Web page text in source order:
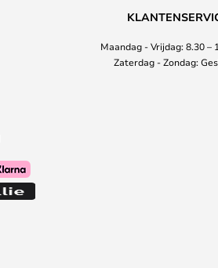
Maandag - Vrijdag: 8.30 –
Zaterdag - Zondag: